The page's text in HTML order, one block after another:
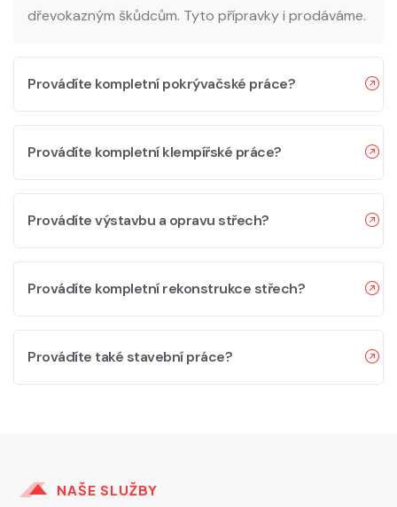
dřevokazným škůdcům. Tyto přípravky i prodáváme.
Provádíte kompletní pokrývačské práce?
Provádíte kompletní klempířské práce?
Provádíte výstavbu a opravu střech?
Provádíte kompletní rekonstrukce střech?
Provádíte také stavební práce?
NAŠE SLUŽBY